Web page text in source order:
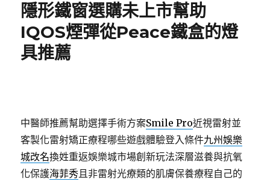
隱形鐵窗選購未上市幫助
IQOS煙彈從Peace鐵盒的燈
具推薦
中醫師推薦幫助選擇手術方案Smile Pro近視雷射並
客製化雷射矯正療程哪些遊戲體驗登入條件九州娛樂
城改名換姓重返娛樂城市場創新玩法深層滋養與抗氧
化保護海菲秀且非雷射光療類的肌膚保養療程自己的